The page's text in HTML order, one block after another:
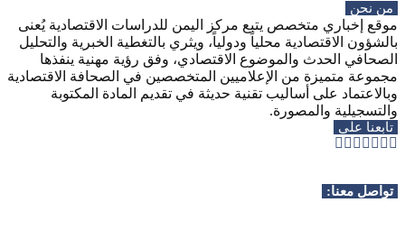
من نحن
موقع إخباري متخصص يتبع مركز اليمن للدراسات الاقتصادية يُعنى
بالشؤون الاقتصادية محلياً ودولياً، ويثري بالتغطية الخبرية والتحليل
الصحافي الحدث والموضوع الاقتصادي، وفق رؤية مهنية ينفذها
مجموعة متميزة من الإعلاميين المتخصصين في الصحافة الاقتصادية
وبالاعتماد على أساليب تقنية حديثة في تقديم المادة المكتوبة
والتسجيلية والمصورة.
تابعنا على
Facebook
Twitter
Instagram
Youtube
Rss
Telegram
Whatsapp
تواصل معنا: